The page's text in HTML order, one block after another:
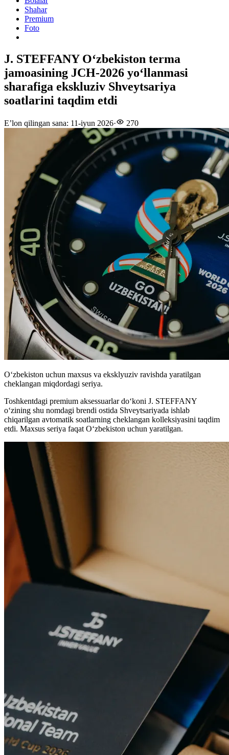
Shahar
Premium
Foto
J. STEFFANY O‘zbekiston terma
jamoasining JCH-2026 yo‘llanmasi
sharafiga ekskluziv Shveytsariya
soatlarini taqdim etdi
E’lon qilingan sana: 11-iyun 2026· 270
Oʻzbekiston uchun maxsus va eksklyuziv ravishda yaratilgan
cheklangan miqdordagi seriya.
Toshkentdagi premium aksessuarlar do‘koni J. STEFFANY
o‘zining shu nomdagi brendi ostida Shveytsariyada ishlab
chiqarilgan avtomatik soatlarning cheklangan kolleksiyasini taqdim
etdi. Maxsus seriya faqat O‘zbekiston uchun yaratilgan.